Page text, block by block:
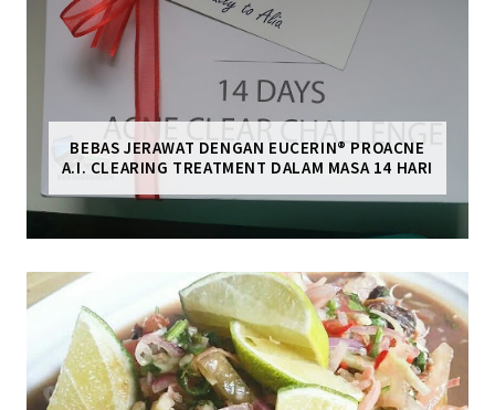
BEBAS JERAWAT DENGAN EUCERIN® PROACNE
A.I. CLEARING TREATMENT DALAM MASA 14 HARI